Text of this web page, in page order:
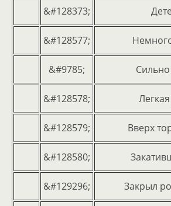
&#128373;
&#128577;
&#9785;
&#128578;
&#128579; Вверх
&#128580;
&#129296; Закрыл